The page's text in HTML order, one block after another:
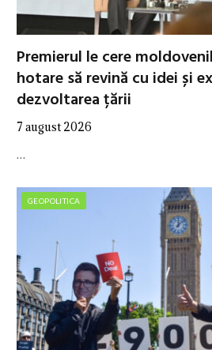
Premierul le cere
hotare să revină cu idei și
dezvoltarea țării
7 august 2026
…
GEOPOLITICA